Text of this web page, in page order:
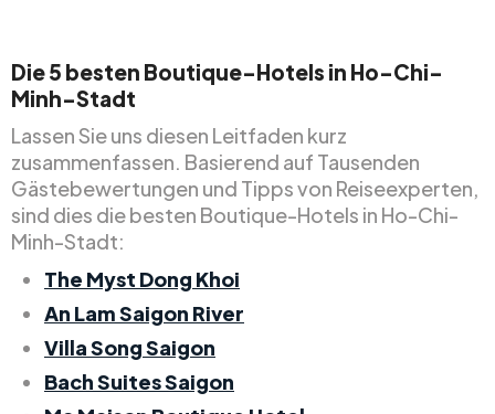
Die 5 besten Boutique-Hotels in Ho-Chi-
Minh-Stadt
Lassen Sie uns diesen Leitfaden kurz
zusammenfassen. Basierend auf Tausenden
Gästebewertungen und Tipps von Reiseexperten,
sind dies die besten Boutique-Hotels in Ho-Chi-
Minh-Stadt:
The Myst Dong Khoi
An Lam Saigon River
Villa Song Saigon
Bach Suites Saigon